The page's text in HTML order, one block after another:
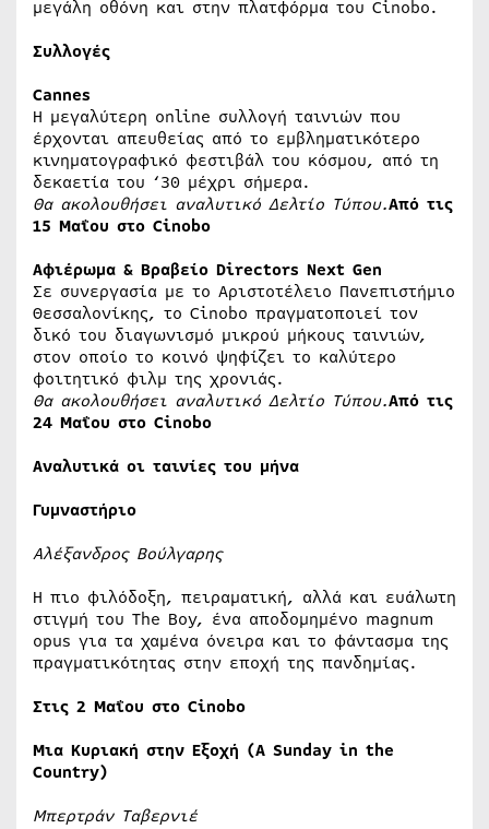
μεγάλη οθόνη και στην πλατφόρμα του Cinobο.
Συλλογές
Cannes
Η μεγαλύτερη online συλλογή ταινιών που
έρχονται απευθείας από το εμβληματικότερο
κινηματογραφικό φεστιβάλ του κόσμου, από τη
δεκαετία του ‘30 μέχρι σήμερα.
Θα ακολουθήσει αναλυτικό Δελτίο Τύπου.Από τις
15 Μαΐου στο Cinobo
Αφιέρωμα & Βραβείο Directors Next Gen
Σε συνεργασία με το Αριστοτέλειο Πανεπιστήμιο
Θεσσαλονίκης, το Cinobo πραγματοποιεί τον
δικό του διαγωνισμό μικρού μήκους ταινιών,
στον οποίο το κοινό ψηφίζει το καλύτερο
φοιτητικό φιλμ της χρονιάς.
Θα ακολουθήσει αναλυτικό Δελτίο Τύπου.Από τις
24 Μαΐου στο Cinobo
Αναλυτικά οι ταινίες του μήνα
Γυμναστήριο
Αλέξανδρος Βούλγαρης
Η πιο φιλόδοξη, πειραματική, αλλά και ευάλωτη
στιγμή του The Boy, ένα αποδομημένο magnum
opus για τα χαμένα όνειρα και το φάντασμα της
πραγματικότητας στην εποχή της πανδημίας.
Στις 2 Μαΐου στο Cinobo
Μια Κυριακή στην Εξοχή (A Sunday in the
Country)
Μπερτράν Ταβερνιέ